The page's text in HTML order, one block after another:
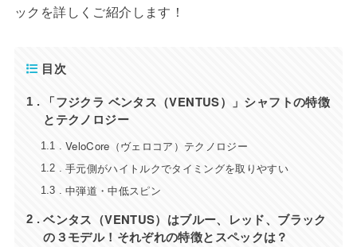
ックを詳しくご紹介します！
目次
1
「フジクラ ベンタス（VENTUS）」シャフトの特徴
とテクノロジー
1.1 VeloCore（ヴェロコア）テクノロジー
1.2 手元側がハイトルクでタイミングを取りやすい
1.3 中弾道・中低スピン
2
ベンタス（VENTUS）はブルー、レッド、ブラック
の３モデル！それぞれの特徴とスペックは？